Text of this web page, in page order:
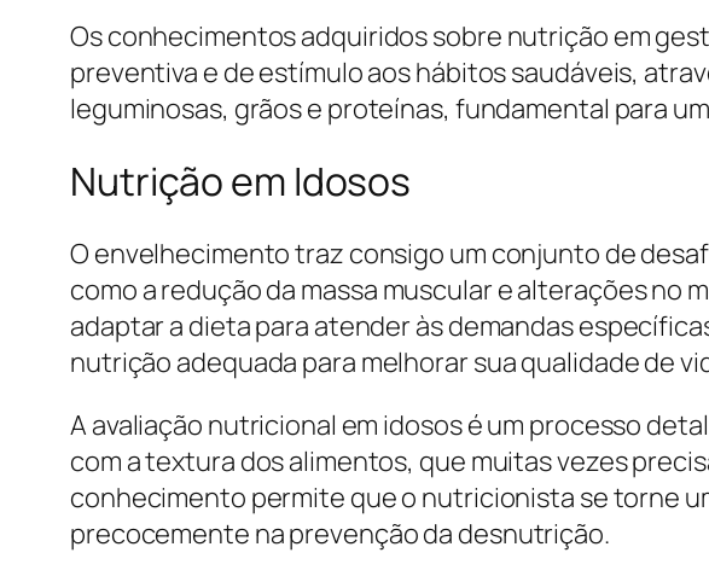
Os conhecimentos adquiridos sobre nutrição em
preventiva e de estímulo aos hábitos saudáveis,
leguminosas, grãos e proteínas, fundamental para
Nutrição em Idosos
O envelhecimento traz consigo um conjunto de
como a redução da massa muscular e alterações no
adaptar a dieta para atender às demandas
nutrição adequada para melhorar sua qualidade de
A avaliação nutricional em idosos é um processo
com a textura dos alimentos, que muitas vezes
conhecimento permite que o nutricionista se torne
precocemente na prevenção da desnutrição.